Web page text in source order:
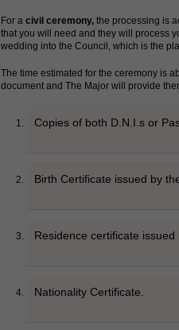
For a civil ceremony, the processing is
that you will need and they will process
wedding into the Council, which is the
The time estimated for the ceremony is
document and The Major will provide
Copies of both D.N.I.s or
Birth Certificate issued by
Residence certificate
Nationality Certificate.